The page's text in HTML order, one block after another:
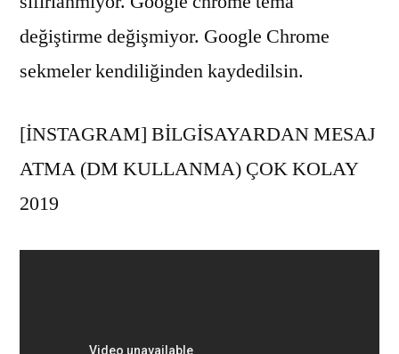
değiştirme değişmiyor. Google Chrome
sekmeler kendiliğinden kaydedilsin.
[İNSTAGRAM] BİLGİSAYARDAN MESAJ
ATMA (DM KULLANMA) ÇOK KOLAY
2019